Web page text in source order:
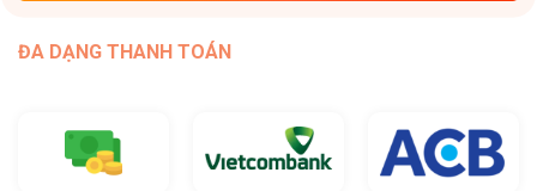
ĐA DẠNG THANH TOÁN